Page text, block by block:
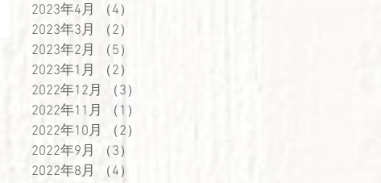
2023年4月
（4）
2023年3月
（2）
2023年2月
（5）
2023年1月
（2）
2022年12月
（3）
2022年11月
（1）
2022年10月
（2）
2022年9月
（3）
2022年8月
（4）